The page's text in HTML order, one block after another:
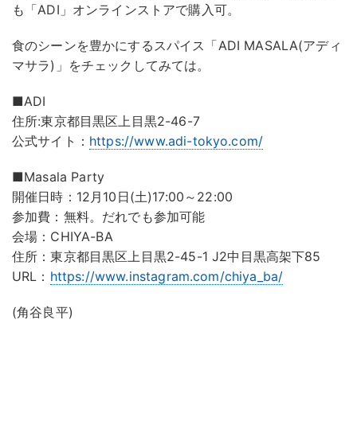
も「ADI」オンラインストアで購入可。
食のシーンを豊かにするスパイス「ADI MASALA(アディ
マサラ)」をチェックしてみては。
■ADI
住所:東京都目黒区上目黒2-46-7
公式サイト： https://www.adi-tokyo.com/
■Masala Party
開催日時：12月10日(土)17:00～22:00
参加費：無料。だれでも参加可能
会場：CHIYA-BA
住所：東京都目黒区上目黒2-45-1 J2中目黒高架下85
URL： https://www.instagram.com/chiya_ba/
(角谷良平)